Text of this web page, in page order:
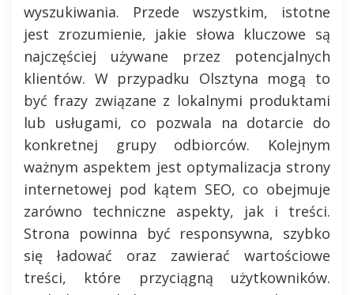
wyszukiwania. Przede wszystkim, istotne
jest zrozumienie, jakie słowa kluczowe są
najczęściej używane przez potencjalnych
klientów. W przypadku Olsztyna mogą to
być frazy związane z lokalnymi produktami
lub usługami, co pozwala na dotarcie do
konkretnej grupy odbiorców. Kolejnym
ważnym aspektem jest optymalizacja strony
internetowej pod kątem SEO, co obejmuje
zarówno techniczne aspekty, jak i treści.
Strona powinna być responsywna, szybko
się ładować oraz zawierać wartościowe
treści, które przyciągną użytkowników.